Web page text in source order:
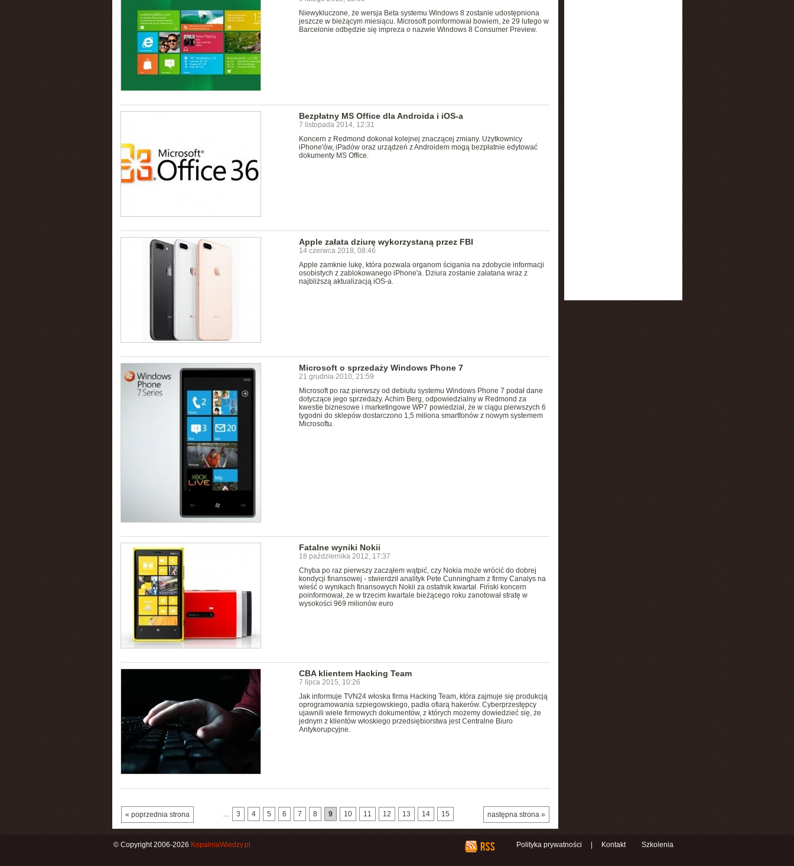
Niewykluczone, że wersja Beta systemu Windows 8 zostanie udostępniona
jeszcze w bieżącym miesiącu. Microsoft poinformował bowiem, że 29 lutego w
Barcelonie odbędzie się impreza o nazwie Windows 8 Consumer Preview.
Bezpłatny MS Office dla Androida i iOS-a
7 listopada 2014, 12:31
Koncern z Redmond dokonał kolejnej znaczącej zmiany. Użytkownicy
iPhone'ów, iPadów oraz urządzeń z Androidem mogą bezpłatnie edytować
dokumenty MS Office.
Apple załata dziurę wykorzystaną przez FBI
14 czerwca 2018, 08:46
Apple zamknie lukę, która pozwala organom ścigania na zdobycie informacji
osobistych z zablokowanego iPhone'a. Dziura zostanie załatana wraz z
najbliższą aktualizacją iOS-a.
Microsoft o sprzedaży Windows Phone 7
21 grudnia 2010, 21:59
Microsoft po raz pierwszy od debiutu systemu Windows Phone 7 podał dane
dotyczące jego sprzedaży. Achim Berg, odpowiedzialny w Redmond za
kwestie biznesowe i marketingowe WP7 powiedział, że w ciągu pierwszych 6
tygodni do sklepów dostarczono 1,5 miliona smartfonów z nowym systemem
Microsoftu.
Fatalne wyniki Nokii
18 października 2012, 17:37
Chyba po raz pierwszy zacząłem wątpić, czy Nokia może wrócić do dobrej
kondycji finansowej - stwierdził analityk Pete Cunningham z firmy Canalys na
wieść o wynikach finansowych Nokii za ostatnik kwartał. Fiński koncern
poinformował, że w trzecim kwartale bieżącego roku zanotował stratę w
wysokości 969 milionów euro
CBA klientem Hacking Team
7 lipca 2015, 10:26
Jak informuje TVN24 włoska firma Hacking Team, która zajmuje się produkcją
oprogramowania szpiegowskiego, padła ofiarą hakerów. Cyberprzestępcy
ujawnili wiele firmowych dokumentów, z których możemy dowiedzieć się, że
jednym z klientów włoskiego przedsiębiorstwa jest Centralne Biuro
Antykorupcyjne.
« poprzednia strona następna strona »
… 3 4 5 6 7 8 9 10 11 12 13 14 15
Polityka prywatności Kontakt Szkolenia
© Copyright 2006-2026 KopalniaWiedzy.pl